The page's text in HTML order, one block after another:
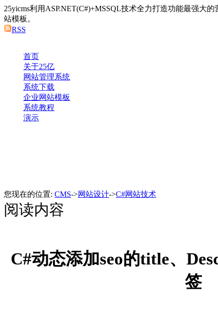
25yicms利用ASP.NET(C#)+MSSQL技术全力打造功能最强大
站模板。
RSS
首页
关于25亿
网站管理系统
系统下载
企业网站模板
系统教程
演示
您现在的位置: CMS->网站设计->C#网站技术
阅读内容
C#动态添加seo的title、
签